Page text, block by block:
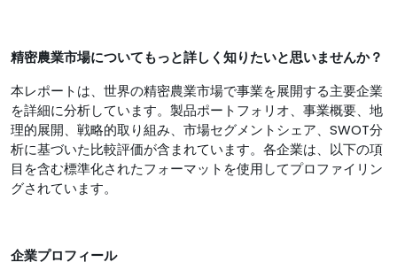
精密農業市場についてもっと詳しく知りたいと思いませんか？
本レポートは、世界の精密農業市場で事業を展開する主要企業
を詳細に分析しています。製品ポートフォリオ、事業概要、地
理的展開、戦略的取り組み、市場セグメントシェア、SWOT分
析に基づいた比較評価が含まれています。各企業は、以下の項
目を含む標準化されたフォーマットを使用してプロファイリン
グされています。
企業プロフィール